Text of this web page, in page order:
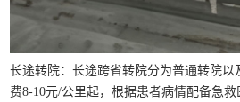
长途转院：长途跨省转院分为普通转院
费8-10元/公里起，根据患者病情配备急